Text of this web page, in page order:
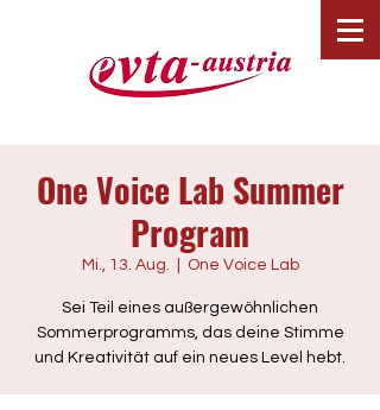
One Voice Lab Summer
Program
Mi., 13. Aug. One Voice Lab
Sei Teil eines außergewöhnlichen
Sommerprogramms, das deine Stimme
und Kreativität auf ein neues Level hebt.